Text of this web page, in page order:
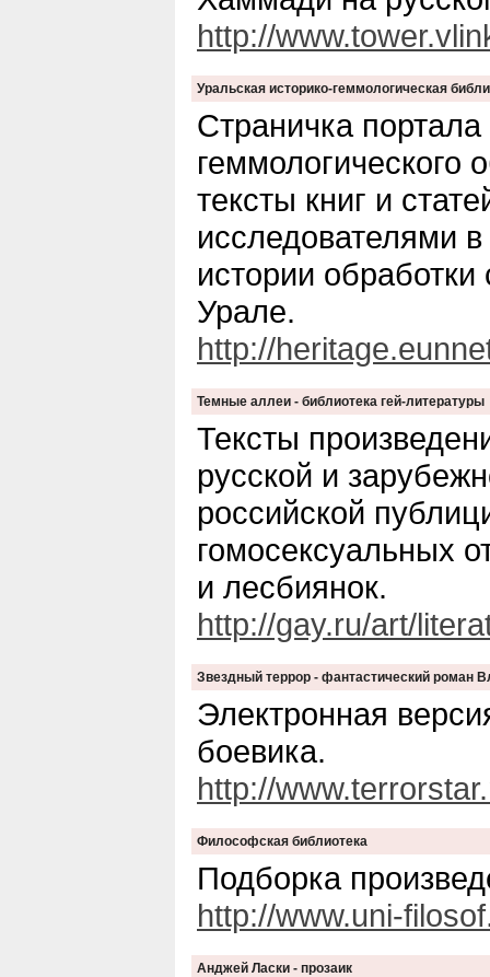
http://
Уральская историко-геммологическая
Страничка
геммологического
тексты книг и
исследователями
истории
Урале.
http://
Темные аллеи - библиотека гей-литературы
Тексты
русской и
российской
гомосексуальных
и лесбиянок.
http://gay.ru/art/
Звездный террор - фантастический роман
Электронная
боевика.
http://
Философская библиотека
Подборка
http://www.uni-
Анджей Ласки - прозаик